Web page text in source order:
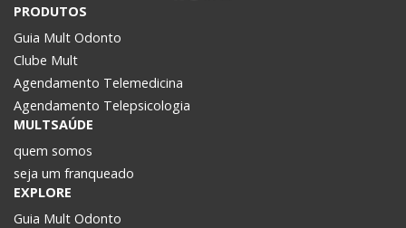
PRODUTOS
Guia Mult Odonto
Clube Mult
Agendamento Telemedicina
Agendamento Telepsicologia
MULTSAÚDE
quem somos
seja um franqueado
EXPLORE
Guia Mult Odonto